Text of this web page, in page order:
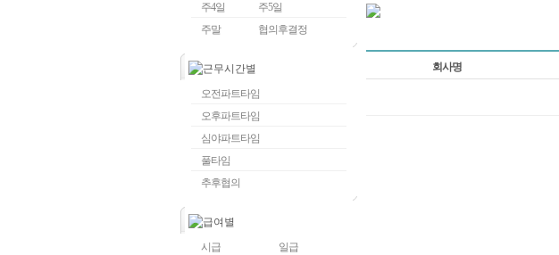
주4일
주5일
주말
협의후결정
오전파트타임
오후파트타임
심야파트타임
풀타임
추후협의
시급
일급
회사명